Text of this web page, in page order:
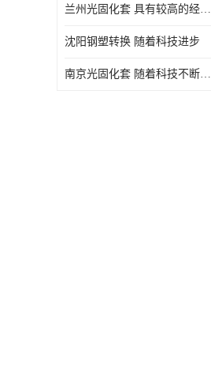
兰州光固化套 具有较高的经济价值和市场竞争力
沈阳钢塑转换 随着科技进步
南京光固化套 随着科技不断进步